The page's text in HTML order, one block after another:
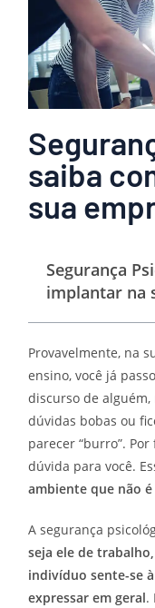
saiba
sua
Segurança
implantar na
Provavelmente, na
ensino, você já
discurso de alguém,
dúvidas bobas ou
parecer “burro”.
dúvida para você.
ambiente que não
A segurança
seja ele de
indivíduo sente-se
expressar em geral.